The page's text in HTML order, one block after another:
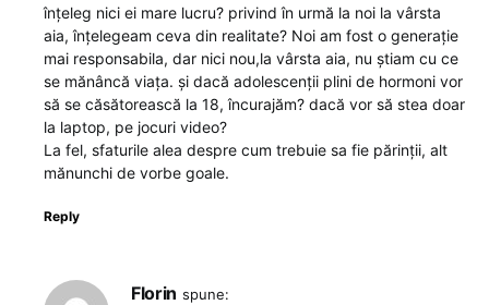
înțeleg nici ei mare lucru? privind în urmă la noi la vârsta
aia, înțelegeam ceva din realitate? Noi am fost o generație
mai responsabila, dar nici nou,la vârsta aia, nu știam cu ce
se mănâncă viața. și dacă adolescenții plini de hormoni vor
să se căsătorească la 18, încurajăm? dacă vor să stea doar
la laptop, pe jocuri video?
La fel, sfaturile alea despre cum trebuie sa fie părinții, alt
mănunchi de vorbe goale.
Reply
Florin spune: